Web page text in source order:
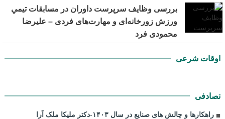
بررسی وظايف سرپرست داوران در مسابقات تیمي
ورزش زورخانه‌ای و مهارت‌های فردی – علیرضا
محمودی فرد
اوقات شرعی
تصادفی
راهکارها و چالش های صنایع در سال ۱۴۰۳-دکتر ملیکا ملک آرا